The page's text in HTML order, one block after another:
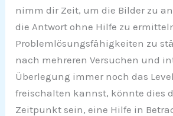
nimm dir Zeit, um die Bilder zu
die Antwort ohne Hilfe zu
Problemlösungsfähigkeiten zu
nach mehreren Versuchen und
Überlegung immer noch das
freischalten kannst, könnte dies
Zeitpunkt sein, eine Hilfe in